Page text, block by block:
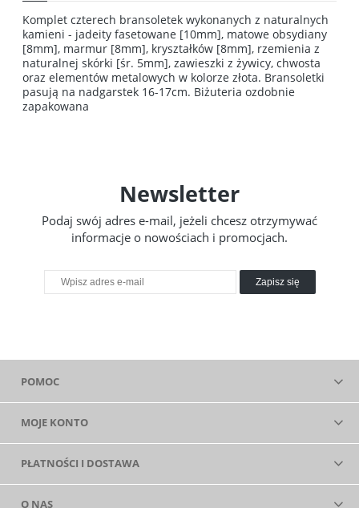
Komplet czterech bransoletek wykonanych z naturalnych
kamieni - jadeity fasetowane [10mm], matowe obsydiany
[8mm], marmur [8mm], kryształków [8mm], rzemienia z
naturalnej skórki [śr. 5mm], zawieszki z żywicy, chwosta
oraz elementów metalowych w kolorze złota. Bransoletki
pasują na nadgarstek 16-17cm. Biżuteria ozdobnie
zapakowana
Newsletter
Podaj swój adres e-mail, jeżeli chcesz otrzymywać
informacje o nowościach i promocjach.
Zapisz się
POMOC
MOJE KONTO
PŁATNOŚCI I DOSTAWA
O NAS